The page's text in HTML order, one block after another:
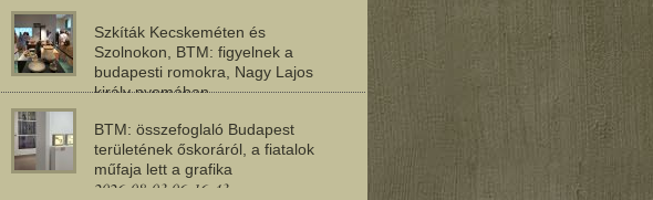
Szkíták Kecskeméten és
Szolnokon, BTM: figyelnek a
budapesti romokra, Nagy Lajos
király nyomában
BTM: összefoglaló Budapest
területének őskoráról, a fiatalok
műfaja lett a grafika
2026-08-03 06:16:43